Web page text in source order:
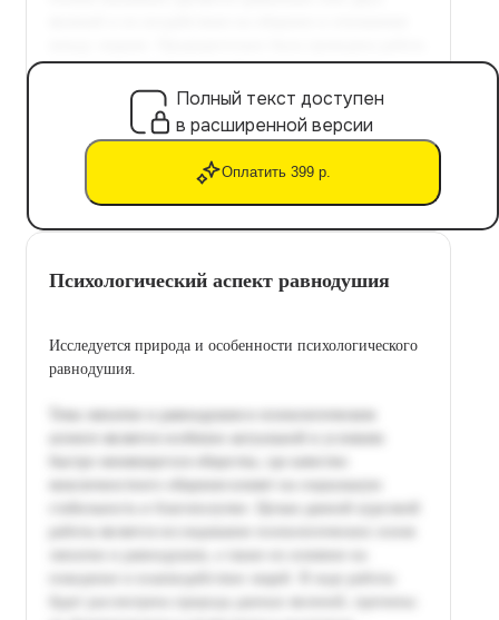
Полный текст доступен
в расширенной версии
Оплатить 399 р.
Психологический аспект равнодушия
Исследуется природа и особенности психологического
равнодушия.